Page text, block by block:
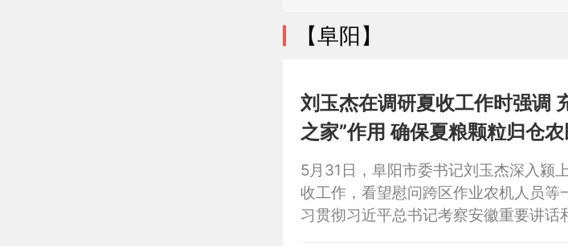
【阜阳】
刘玉杰在调研夏收工作时强调
之家”作用 确保夏粮颗粒归仓
5月31日，阜阳市委书记刘玉杰深入颍
收工作，看望慰问跨区作业农机人员
习贯彻习近平总书记考察安徽重要讲话